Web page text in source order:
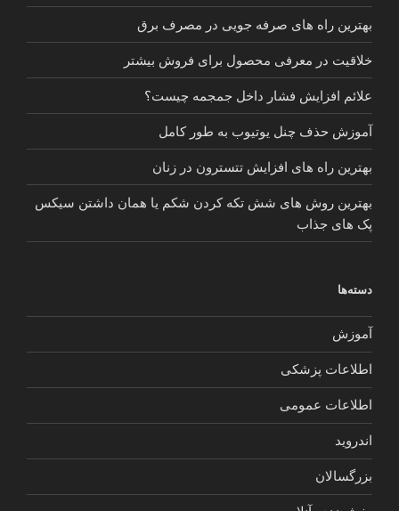
بهترین راه های صرفه جویی در مصرف برق
خلاقیت در معرفی محصول برای فروش بیشتر
علائم افزایش فشار داخل جمجمه چیست؟
آموزش حذف چنل یوتیوب به طور کامل
بهترین راه های افزایش تتسترون در زنان
بهترین روش های شش تکه کردن شکم یا همان داشتن سیکس
پک های جذاب
دسته‌ها
آموزش
اطلاعات پزشکی
اطلاعات عمومی
اندروید
بزرگسالان